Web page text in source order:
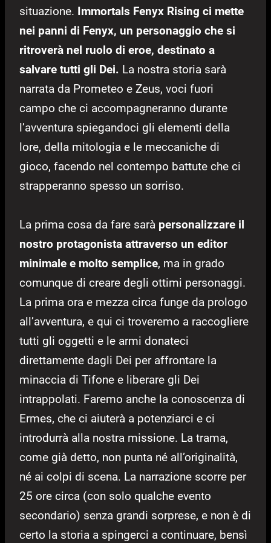
situazione. Immortals Fenyx Rising ci mette
nei panni di Fenyx, un personaggio che si
ritroverà nel ruolo di eroe, destinato a
salvare tutti gli Dei. La nostra storia sarà
narrata da Prometeo e Zeus, voci fuori
campo che ci accompagneranno durante
l’avventura spiegandoci gli elementi della
lore, della mitologia e le meccaniche di
gioco, facendo nel contempo battute che ci
strapperanno spesso un sorriso.
La prima cosa da fare sarà personalizzare il
nostro protagonista attraverso un editor
minimale e molto semplice, ma in grado
comunque di creare degli ottimi personaggi.
La prima ora e mezza circa funge da prologo
all’avventura, e qui ci troveremo a raccogliere
tutti gli oggetti e le armi donateci
direttamente dagli Dei per affrontare la
minaccia di Tifone e liberare gli Dei
intrappolati. Faremo anche la conoscenza di
Ermes, che ci aiuterà a potenziarci e ci
introdurrà alla nostra missione. La trama,
come già detto, non punta né all’originalità,
né ai colpi di scena. La narrazione scorre per
25 ore circa (con solo qualche evento
secondario) senza grandi sorprese, e non è di
certo la storia a spingerci a continuare, bensì